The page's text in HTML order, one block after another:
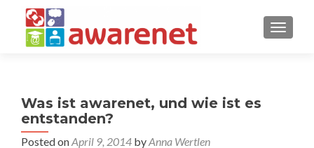
Was ist awarenet, und wie ist es
entstanden?
Posted onApril 9, 2014 byAnna Wertlen